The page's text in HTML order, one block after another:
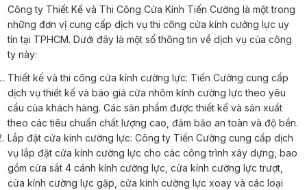
Công ty Thiết Kế và Thi Công Cửa Kính Tiến Cường là một trong
những đơn vị cung cấp dịch vụ thi công cửa kính cường lực uy
tín tại TPHCM. Dưới đây là một số thông tin về dịch vụ của công
ty này:
Thiết kế và thi công cửa kính cường lực: Tiến Cường cung cấp
dịch vụ thiết kế và báo giá cửa nhôm kính cường lực theo yêu
cầu của khách hàng. Các sản phẩm được thiết kế và sản xuất
theo các tiêu chuẩn chất lượng cao, đảm bảo an toàn và độ bền.
Lắp đặt cửa kính cường lực: Công ty Tiến Cường cung cấp dịch
vụ lắp đặt cửa kính cường lực cho các công trình xây dựng, bao
gồm cửa sắt 4 cánh kính cường lực, cửa kính cường lực trượt,
cửa kính cường lực gập, cửa kính cường lực xoay và các loại